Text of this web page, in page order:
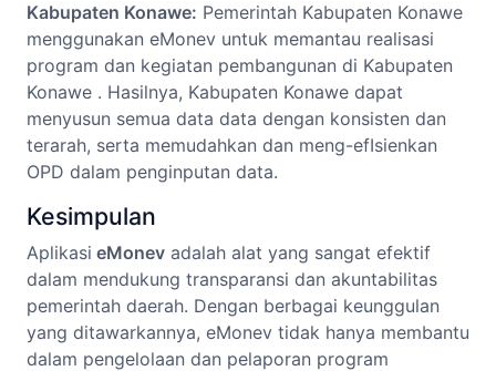
Kabupaten Konawe: Pemerintah Kabupaten Konawe
menggunakan eMonev untuk memantau realisasi
program dan kegiatan pembangunan di Kabupaten
Konawe . Hasilnya, Kabupaten Konawe dapat
menyusun semua data data dengan konsisten dan
terarah, serta memudahkan dan meng-efIsienkan
OPD dalam penginputan data.
Kesimpulan
Aplikasi eMonev adalah alat yang sangat efektif
dalam mendukung transparansi dan akuntabilitas
pemerintah daerah. Dengan berbagai keunggulan
yang ditawarkannya, eMonev tidak hanya membantu
dalam pengelolaan dan pelaporan program